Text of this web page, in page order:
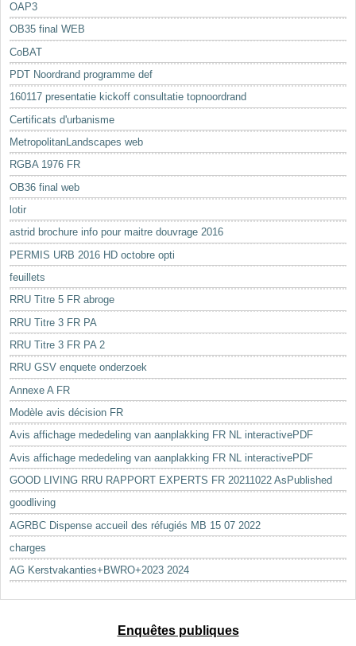
OAP3
OB35 final WEB
CoBAT
PDT Noordrand programme def
160117 presentatie kickoff consultatie topnoordrand
Certificats d'urbanisme
MetropolitanLandscapes web
RGBA 1976 FR
OB36 final web
lotir
astrid brochure info pour maitre douvrage 2016
PERMIS URB 2016 HD octobre opti
feuillets
RRU Titre 5 FR abroge
RRU Titre 3 FR PA
RRU Titre 3 FR PA 2
RRU GSV enquete onderzoek
Annexe A FR
Modèle avis décision FR
Avis affichage mededeling van aanplakking FR NL interactivePDF
Avis affichage mededeling van aanplakking FR NL interactivePDF
GOOD LIVING RRU RAPPORT EXPERTS FR 20211022 AsPublished
goodliving
AGRBC Dispense accueil des réfugiés MB 15 07 2022
charges
AG Kerstvakanties+BWRO+2023 2024
Enquêtes publiques